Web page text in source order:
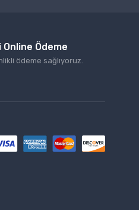
Online Ödeme
ödeme sağlıyoruz.